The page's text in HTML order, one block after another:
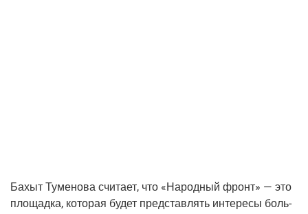
Бахыт Туме­но­ва счи­та­ет, что «Народ­ный фронт» — это
пло­щад­ка, кото­рая будет пред­став­лять инте­ре­сы боль­